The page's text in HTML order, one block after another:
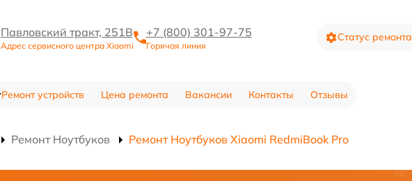
Павловский тракт, 251В
Адрес сервисного центра Xiaomi
+7 (800) 301-97-75
Горячая линия
Статус ремонта
Ремонт устройств Цена ремонта Вакансии Контакты Отзывы
Ремонт Ноутбуков Ремонт Ноутбуков Xiaomi RedmiBook Pro